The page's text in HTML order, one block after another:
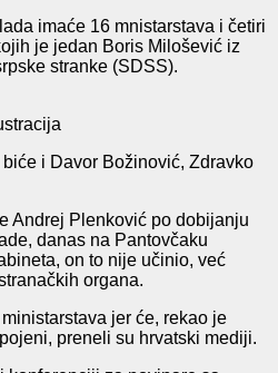
imaće 16 mnistarstava i četiri
je jedan Boris Milošević iz
stranke (SDSS).
i Davor Božinović, Zdravko
Andrej Plenković po dobijanju
danas na Pantovčaku
on to nije učinio, već
organa.
jer će, rekao je
preneli su hrvatski mediji.